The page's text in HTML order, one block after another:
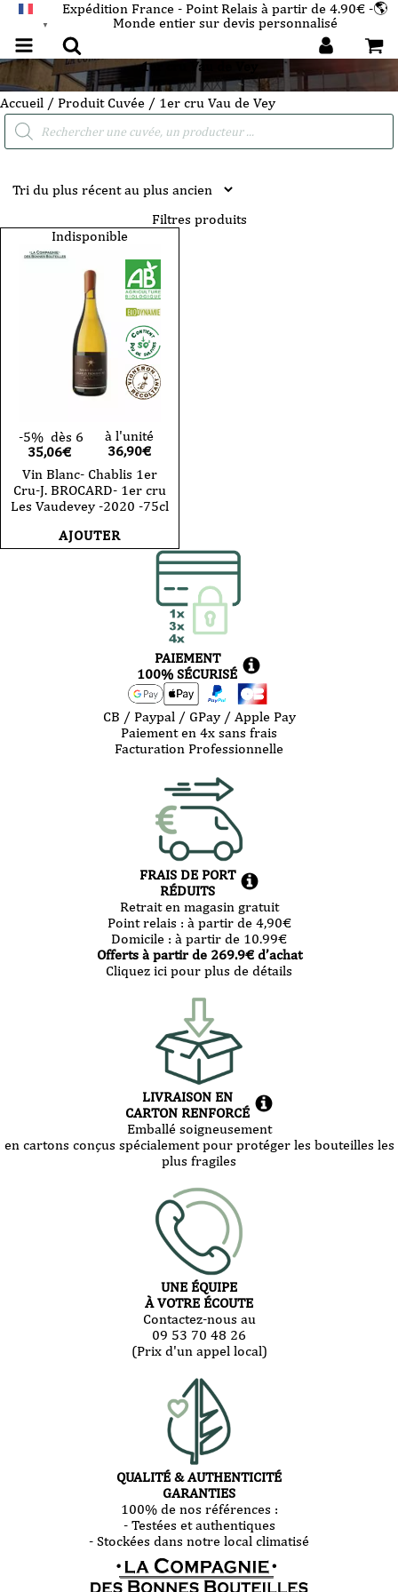
▼
Expédition France - Point Relais à partir de 4.90€ -🌎
Monde entier sur devis personnalisé
1er cru Vau de Vey
Accueil / Produit Cuvée / 1er cru Vau de Vey
Recherche
Filtres produits
Indisponible
-5% dès 6
35,06€
à l'unité
36,90€
Vin Blanc- Chablis 1er
Cru-J. BROCARD- 1er cru
Les Vaudevey -2020 -75cl
AJOUTER
PAIEMENT
100% SÉCURISÉ
CB / Paypal / GPay / Apple Pay
Paiement en 4x sans frais
Facturation Professionnelle
FRAIS DE PORT
RÉDUITS
Retrait en magasin gratuit
Point relais : à partir de 4,90€
Domicile : à partir de 10.99€
Offerts à partir de 269.9€ d’achat
Cliquez ici pour plus de détails
LIVRAISON EN
CARTON RENFORCÉ
Emballé soigneusement
en cartons conçus spécialement pour protéger les bouteilles les
plus fragiles
UNE ÉQUIPE
À VOTRE ÉCOUTE
Contactez-nous au
09 53 70 48 26
(Prix d'un appel local)
QUALITÉ & AUTHENTICITÉ
GARANTIES
100% de nos références :
- Testées et authentiques
- Stockées dans notre local climatisé